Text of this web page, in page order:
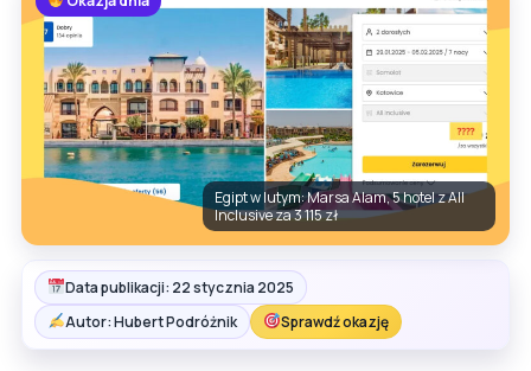
Egipt w lutym: Marsa Alam, 5 hotel z All
Inclusive za 3 115 zł
Data publikacji: 22 stycznia 2025
Autor: Hubert Podróżnik
Sprawdź okazję